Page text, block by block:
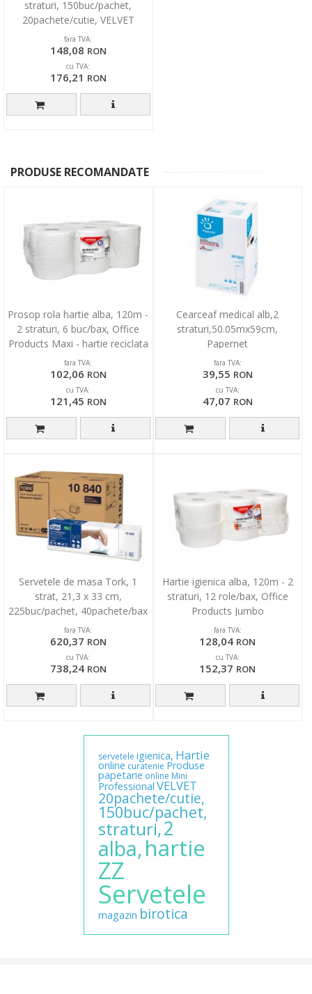
straturi, 150buc/pachet,
20pachete/cutie, VELVET
Professional Mini
fara TVA:
148,08 RON
cu TVA:
176,21 RON
PRODUSE RECOMANDATE
Prosop rola hartie alba, 120m -
2 straturi, 6 buc/bax, Office
Products Maxi - hartie reciclata
fara TVA:
102,06 RON
cu TVA:
121,45 RON
Cearceaf medical alb,2
straturi,50.05mx59cm,
Papernet
fara TVA:
39,55 RON
cu TVA:
47,07 RON
Servetele de masa Tork, 1
strat, 21,3 x 33 cm,
225buc/pachet, 40pachete/bax
fara TVA:
620,37 RON
cu TVA:
738,24 RON
Hartie igienica alba, 120m - 2
straturi, 12 role/bax, Office
Products Jumbo
fara TVA:
128,04 RON
cu TVA:
152,37 RON
servetele igienica, Hartie
online curatenie Produse
papetarie online Mini
Professional VELVET
20pachete/cutie,
150buc/pachet,
straturi,2
alba,hartie
ZZ
Servetele
magazin birotica